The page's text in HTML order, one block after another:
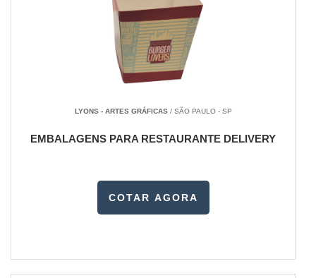
LYONS - ARTES GRÁFICAS/ SÃO PAULO - SP
EMBALAGENS PARA RESTAURANTE DELIVERY
COTAR AGORA